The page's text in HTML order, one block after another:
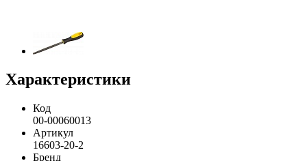
Характеристики
Код
00-00060013
Артикул
16603-20-2
Бренд